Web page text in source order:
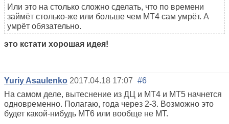
Или это на столько сложно сделать, что по времени
займёт столько-же или больше чем МТ4 сам умрёт. А
умрёт обязательно.
это кстати хорошая идея!
Yuriy Asaulenko 2017.04.18 17:07 #6
На самом деле, вытеснение из ДЦ и МТ4 и МТ5 начнется
одновременно. Полагаю, года через 2-3. Возможно это
будет какой-нибудь МТ6 или вообще не МТ.